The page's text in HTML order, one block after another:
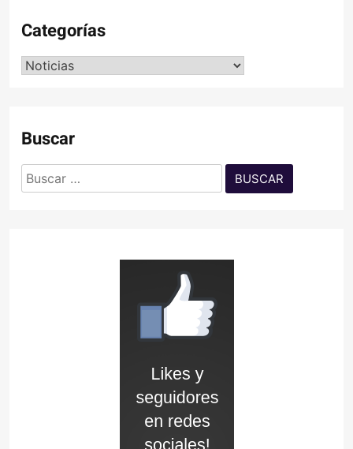
Categorías
Categorías
Buscar
Buscar: